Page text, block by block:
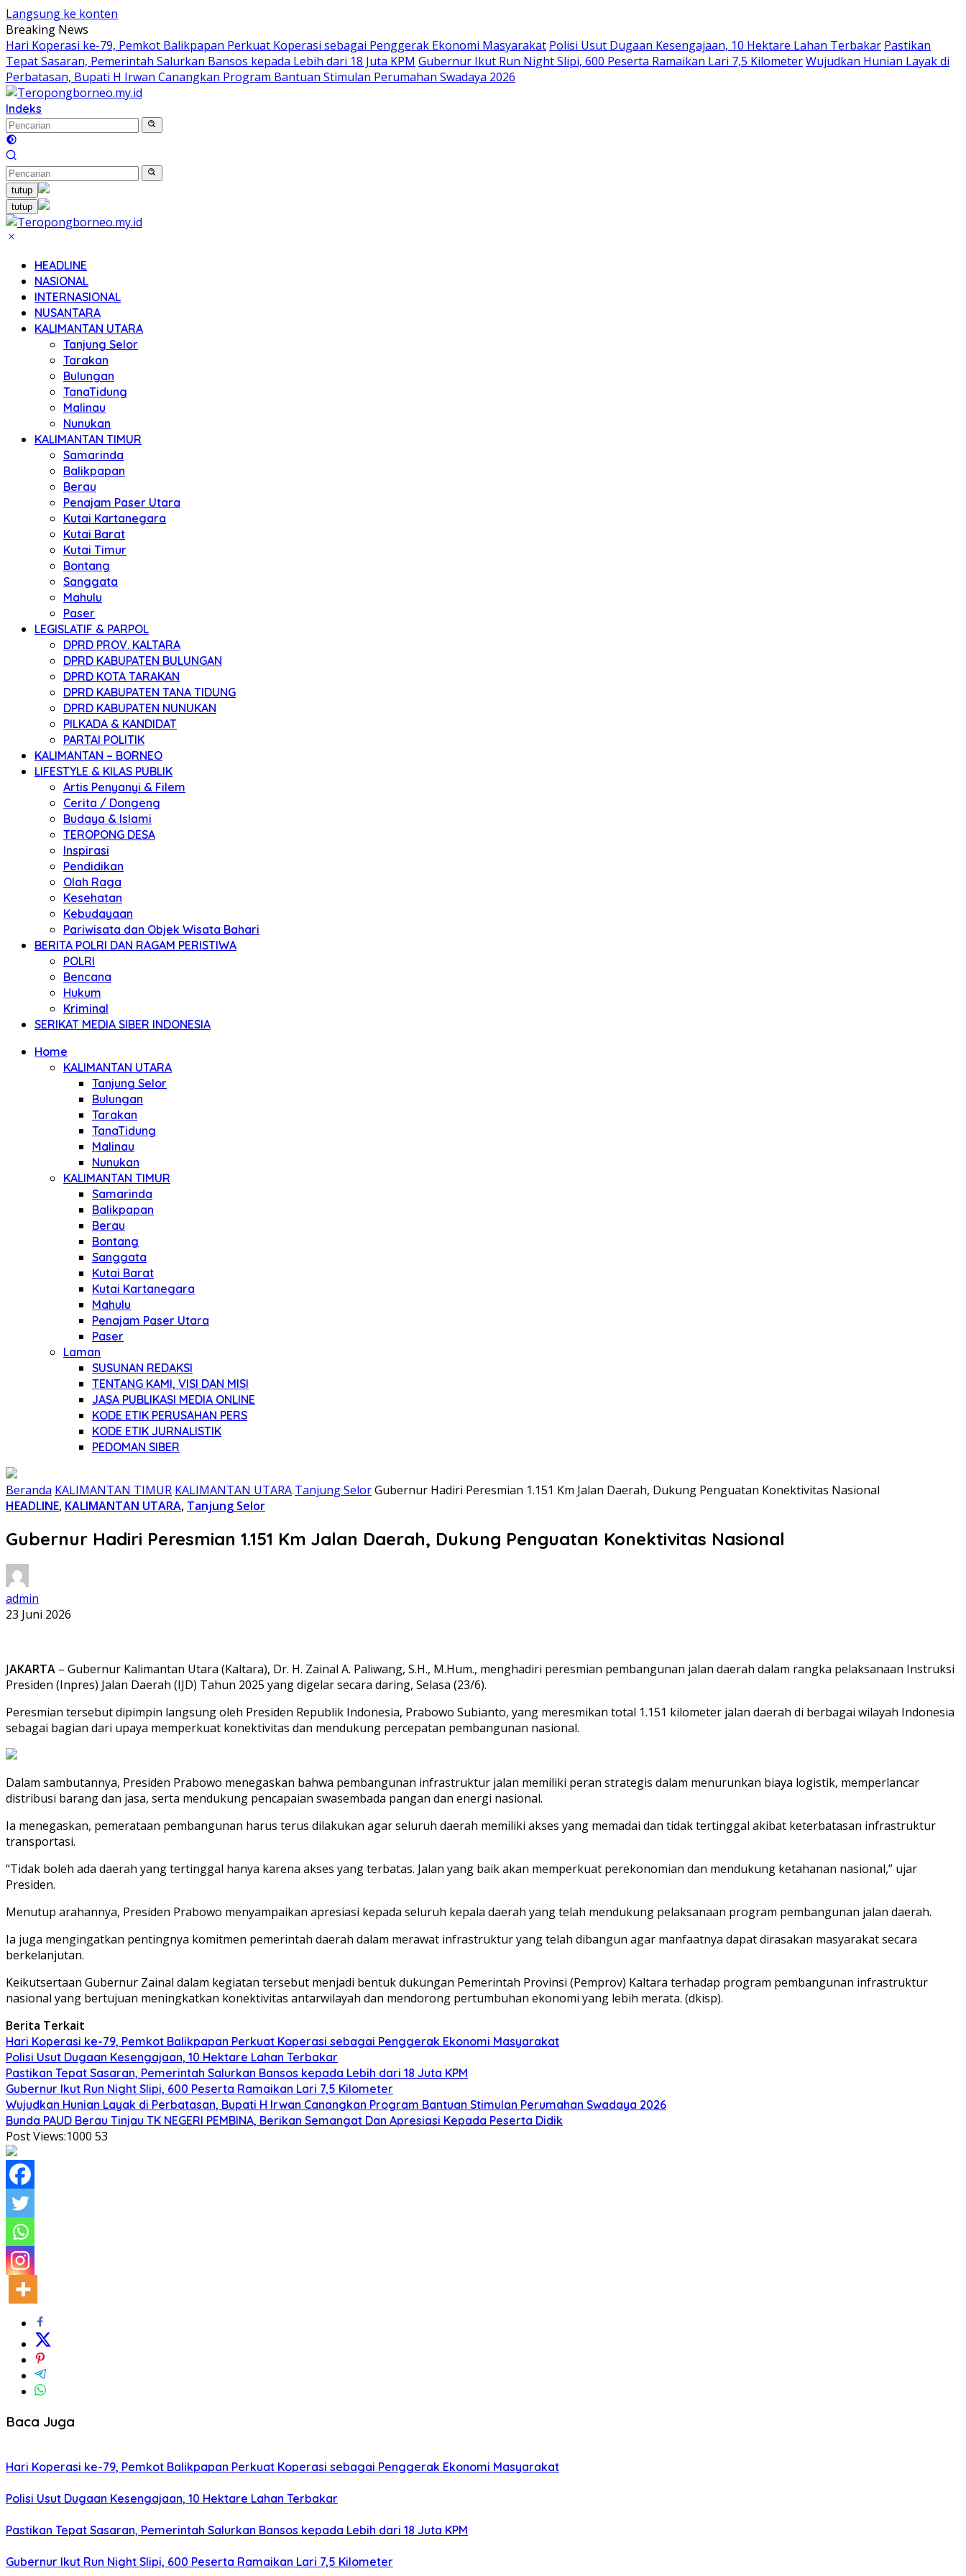
Langsung ke konten
Breaking News
Hari Koperasi ke-79, Pemkot Balikpapan Perkuat Koperasi sebagai Penggerak Ekonomi Masyarakat Polisi Usut Dugaan Kesengajaan, 10 Hektare Lahan Terbakar Pastikan
Tepat Sasaran, Pemerintah Salurkan Bansos kepada Lebih dari 18 Juta KPM Gubernur Ikut Run Night Slipi, 600 Peserta Ramaikan Lari 7,5 KilometerWujudkan Hunian Layak di
Perbatasan, Bupati H Irwan Canangkan Program Bantuan Stimulan Perumahan Swadaya 2026
Indeks
tutup
tutup
HEADLINE
NASIONAL
INTERNASIONAL
NUSANTARA
KALIMANTAN UTARA
Tanjung Selor
Tarakan
Bulungan
TanaTidung
Malinau
Nunukan
KALIMANTAN TIMUR
Samarinda
Balikpapan
Berau
Penajam Paser Utara
Kutai Kartanegara
Kutai Barat
Kutai Timur
Bontang
Sanggata
Mahulu
Paser
LEGISLATIF & PARPOL
DPRD PROV. KALTARA
DPRD KABUPATEN BULUNGAN
DPRD KOTA TARAKAN
DPRD KABUPATEN TANA TIDUNG
DPRD KABUPATEN NUNUKAN
PILKADA & KANDIDAT
PARTAI POLITIK
KALIMANTAN – BORNEO
LIFESTYLE & KILAS PUBLIK
Artis Penyanyi & Filem
Cerita / Dongeng
Budaya & Islami
TEROPONG DESA
Inspirasi
Pendidikan
Olah Raga
Kesehatan
Kebudayaan
Pariwisata dan Objek Wisata Bahari
BERITA POLRI DAN RAGAM PERISTIWA
POLRI
Bencana
Hukum
Kriminal
SERIKAT MEDIA SIBER INDONESIA
Home
KALIMANTAN UTARA
Tanjung Selor
Bulungan
Tarakan
TanaTidung
Malinau
Nunukan
KALIMANTAN TIMUR
Samarinda
Balikpapan
Berau
Bontang
Sanggata
Kutai Barat
Kutai Kartanegara
Mahulu
Penajam Paser Utara
Paser
Laman
SUSUNAN REDAKSI
TENTANG KAMI, VISI DAN MISI
JASA PUBLIKASI MEDIA ONLINE
KODE ETIK PERUSAHAN PERS
KODE ETIK JURNALISTIK
PEDOMAN SIBER
Beranda KALIMANTAN TIMUR KALIMANTAN UTARA Tanjung SelorGubernur Hadiri Peresmian 1.151 Km Jalan Daerah, Dukung Penguatan Konektivitas Nasional
HEADLINE, KALIMANTAN UTARA, Tanjung Selor
Gubernur Hadiri Peresmian 1.151 Km Jalan Daerah, Dukung Penguatan Konektivitas Nasional
admin
23 Juni 2026
JAKARTA – Gubernur Kalimantan Utara (Kaltara), Dr. H. Zainal A. Paliwang, S.H., M.Hum., menghadiri peresmian pembangunan jalan daerah dalam rangka pelaksanaan Instruksi
Presiden (Inpres) Jalan Daerah (IJD) Tahun 2025 yang digelar secara daring, Selasa (23/6).
Peresmian tersebut dipimpin langsung oleh Presiden Republik Indonesia, Prabowo Subianto, yang meresmikan total 1.151 kilometer jalan daerah di berbagai wilayah Indonesia
sebagai bagian dari upaya memperkuat konektivitas dan mendukung percepatan pembangunan nasional.
Dalam sambutannya, Presiden Prabowo menegaskan bahwa pembangunan infrastruktur jalan memiliki peran strategis dalam menurunkan biaya logistik, memperlancar
distribusi barang dan jasa, serta mendukung pencapaian swasembada pangan dan energi nasional.
Ia menegaskan, pemerataan pembangunan harus terus dilakukan agar seluruh daerah memiliki akses yang memadai dan tidak tertinggal akibat keterbatasan infrastruktur
transportasi.
“Tidak boleh ada daerah yang tertinggal hanya karena akses yang terbatas. Jalan yang baik akan memperkuat perekonomian dan mendukung ketahanan nasional,” ujar
Presiden.
Menutup arahannya, Presiden Prabowo menyampaikan apresiasi kepada seluruh kepala daerah yang telah mendukung pelaksanaan program pembangunan jalan daerah.
Ia juga mengingatkan pentingnya komitmen pemerintah daerah dalam merawat infrastruktur yang telah dibangun agar manfaatnya dapat dirasakan masyarakat secara
berkelanjutan.
Keikutsertaan Gubernur Zainal dalam kegiatan tersebut menjadi bentuk dukungan Pemerintah Provinsi (Pemprov) Kaltara terhadap program pembangunan infrastruktur
nasional yang bertujuan meningkatkan konektivitas antarwilayah dan mendorong pertumbuhan ekonomi yang lebih merata. (dkisp).
Berita Terkait
Hari Koperasi ke-79, Pemkot Balikpapan Perkuat Koperasi sebagai Penggerak Ekonomi Masyarakat
Polisi Usut Dugaan Kesengajaan, 10 Hektare Lahan Terbakar
Pastikan Tepat Sasaran, Pemerintah Salurkan Bansos kepada Lebih dari 18 Juta KPM
Gubernur Ikut Run Night Slipi, 600 Peserta Ramaikan Lari 7,5 Kilometer
Wujudkan Hunian Layak di Perbatasan, Bupati H Irwan Canangkan Program Bantuan Stimulan Perumahan Swadaya 2026
Bunda PAUD Berau Tinjau TK NEGERI PEMBINA, Berikan Semangat Dan Apresiasi Kepada Peserta Didik
Post Views:1000 53
Baca Juga
Hari Koperasi ke-79, Pemkot Balikpapan Perkuat Koperasi sebagai Penggerak Ekonomi Masyarakat
Polisi Usut Dugaan Kesengajaan, 10 Hektare Lahan Terbakar
Pastikan Tepat Sasaran, Pemerintah Salurkan Bansos kepada Lebih dari 18 Juta KPM
Gubernur Ikut Run Night Slipi, 600 Peserta Ramaikan Lari 7,5 Kilometer